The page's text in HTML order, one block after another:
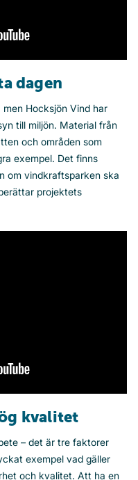
dagen
Hocksjön Vind har
till miljön. Material från
och områden som
exempel. Det finns
om vindkraftsparken ska
projektets
kvalitet
– det är tre faktorer
exempel vad gäller
och kvalitet. Att ha en